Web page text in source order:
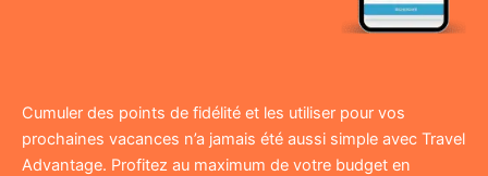
Cumuler des points de fidélité et les utiliser pour vos
prochaines vacances n’a jamais été aussi simple avec Travel
Advantage. Profitez au maximum de votre budget en